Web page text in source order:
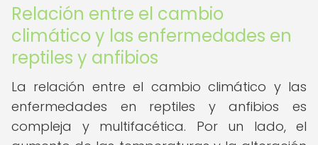
Relación entre el cambio
climático y las enfermedades en
reptiles y anfibios
La relación entre el cambio climático y las
enfermedades en reptiles y anfibios es
compleja y multifacética. Por un lado, el